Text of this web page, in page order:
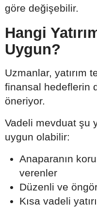
göre değişebilir.
Hangi
Uygun?
Uzmanlar, yatırım
finansal hedeflerin
öneriyor.
Vadeli mevduat şu
uygun olabilir:
Anaparanın
verenler
Düzenli ve
Kısa vadeli